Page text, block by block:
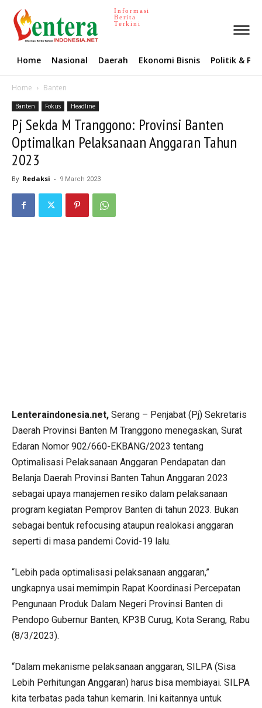
Informasi
Berita
Terkini
Home Nasional Daerah Ekonomi Bisnis Politik &
Home Banten
Banten Fokus Headline
Pj Sekda M Tranggono: Provinsi Banten
Optimalkan Pelaksanaan Anggaran Tahun
2023
By Redaksi - 9 March 2023
Lenteraindonesia.net, Serang – Penjabat (Pj) Sekretaris
Daerah Provinsi Banten M Tranggono menegaskan, Surat
Edaran Nomor 902/660-EKBANG/2023 tentang
Optimalisasi Pelaksanaan Anggaran Pendapatan dan
Belanja Daerah Provinsi Banten Tahun Anggaran 2023
sebagai upaya manajemen resiko dalam pelaksanaan
program kegiatan Pemprov Banten di tahun 2023. Bukan
sebagai bentuk refocusing ataupun realokasi anggaran
seperti di masa pandemi Covid-19 lalu.
“Lebih pada optimalisasi pelaksanaan anggaran,”
ungkapnya usai memimpin Rapat Koordinasi Percepatan
Pengunaan Produk Dalam Negeri Provinsi Banten di
Pendopo Gubernur Banten, KP3B Curug, Kota Serang, Rabu
(8/3/2023).
“Dalam mekanisme pelaksanaan anggaran, SILPA (Sisa
Lebih Perhitungan Anggaran) harus bisa membiayai. SILPA
kita terbatas pada tahun kemarin. Ini kaitannya untuk